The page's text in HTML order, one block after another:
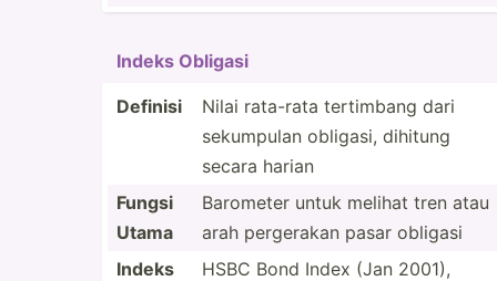
Indeks Obligasi
Definisi
Nilai rata-rata tertimbang dari
sekumpulan obligasi, dihitung
secara harian
Fungsi
Utama
Barometer untuk melihat tren atau
arah pergerakan pasar obligasi
Indeks
HSBC Bond Index (Jan 2001),